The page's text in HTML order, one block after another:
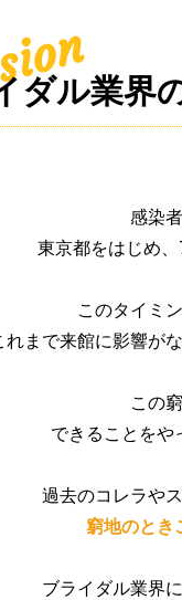
ダル業界
感染
東京都をはじめ
このタイミ
れまで来館に影響が
この
できることをや
過去のコレラや
窮地のとき
ブライダル業界